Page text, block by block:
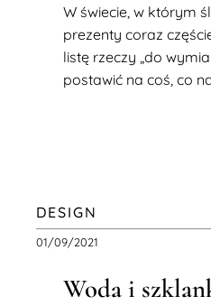
W świecie, w którym
prezenty coraz
listę rzeczy „do
postawić na coś, co
DESIGN
01/09/2021
Woda i